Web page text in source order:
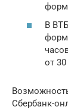
В
от
Сбербанк-